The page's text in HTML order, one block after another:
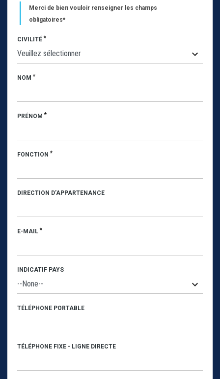
Merci de bien vouloir renseigner les champs
obligatoires*
CIVILITÉ *
NOM *
PRÉNOM *
FONCTION *
DIRECTION D’APPARTENANCE
E-MAIL *
INDICATIF PAYS
TÉLÉPHONE PORTABLE
TÉLÉPHONE FIXE - LIGNE DIRECTE